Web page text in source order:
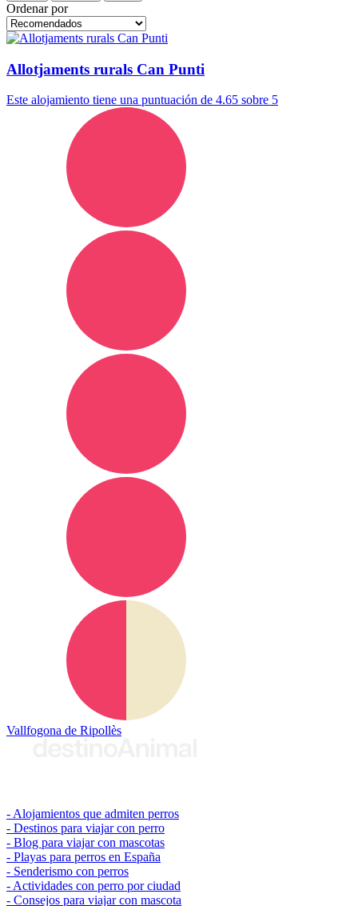
Ordenar por
Allotjaments rurals Can Punti
Este alojamiento tiene una puntuación de 4.65 sobre 5
Vallfogona de Ripollès
Alojamientos que admiten perros
Destinos para viajar con perro
Blog para viajar con mascotas
Playas para perros en España
Senderismo con perros
Actividades con perro por ciudad
Consejos para viajar con mascota